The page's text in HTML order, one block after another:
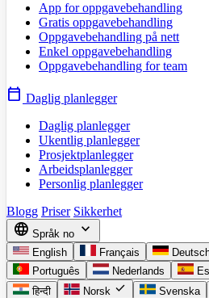
App for oppgavebehandling
Gratis oppgavebehandling
Oppgavebehandling på nett
Enkel oppgavebehandling
Oppgavebehandling for team
calendar_today Daglig planlegger
Daglig planlegger
Ukentlig planlegger
Prosjektplanlegger
Arbeidsplanlegger
Personlig planlegger
Blogg Priser Sikkerhet
language Språk no expand_more
English Français
Português
Nederlands
हिन्दी
Norsk check Svenska